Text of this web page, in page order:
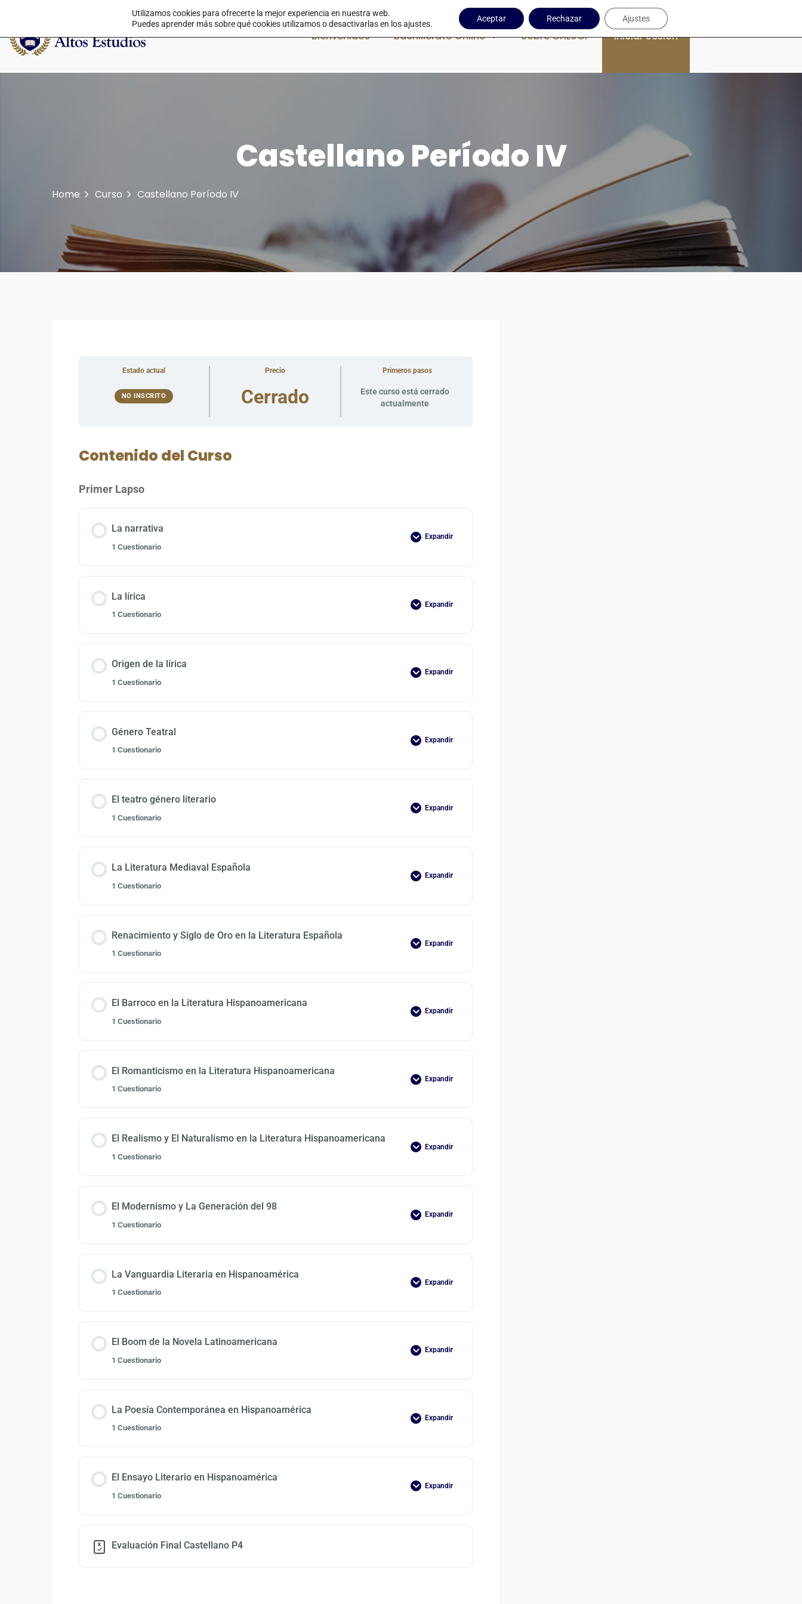
Bienvenidos Bachillerato Online Sobre CAEJCP Iniciar Sesión
Castellano Período IV
Home Curso Castellano Período IV
Estado actual
NO INSCRITO
Precio
Cerrado
Primeros pasos
Este curso está cerrado
actualmente
Contenido del Curso
Primer Lapso
La narrativa
1 Cuestionario
Expandir
La lírica
1 Cuestionario
Expandir
Origen de la lírica
1 Cuestionario
Expandir
Género Teatral
1 Cuestionario
Expandir
El teatro género literario
1 Cuestionario
Expandir
La Literatura Mediaval Española
1 Cuestionario
Expandir
Renacimiento y Siglo de Oro en la Literatura Española
1 Cuestionario
Expandir
El Barroco en la Literatura Hispanoamericana
1 Cuestionario
Expandir
El Romanticismo en la Literatura Hispanoamericana
1 Cuestionario
Expandir
El Realismo y El Naturalismo en la Literatura Hispanoamericana
1 Cuestionario
Expandir
El Modernismo y La Generación del 98
1 Cuestionario
Expandir
La Vanguardia Literaria en Hispanoamérica
1 Cuestionario
Expandir
El Boom de la Novela Latinoamericana
1 Cuestionario
Expandir
La Poesía Contemporánea en Hispanoamérica
1 Cuestionario
Expandir
El Ensayo Literario en Hispanoamérica
1 Cuestionario
Expandir
Evaluación Final Castellano P4
Utilizamos cookies para ofrecerte la mejor experiencia en nuestra web.
Puedes aprender más sobre qué cookies utilizamos o desactivarlas en los ajustes.
Aceptar Rechazar Ajustes